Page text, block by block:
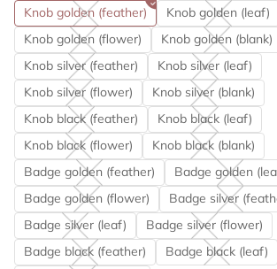
Knob golden (feather)
Knob golden (leaf)
Knob golden (flower)
Knob golden (blank)
Knob silver (feather)
Knob silver (leaf)
Knob silver (flower)
Knob silver (blank)
Knob black (feather)
Knob black (leaf)
Knob black (flower)
Knob black (blank)
Badge golden (feather)
Badge golden
Badge golden (flower)
Badge silver
Badge silver (leaf)
Badge silver (flower)
Badge black (feather)
Badge black (leaf)